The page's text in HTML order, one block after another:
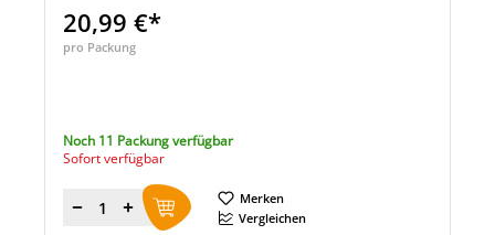
20,99 €*
pro Packung
Noch 11 Packung verfügbar
Sofort verfügbar
Menge
Merken
Vergleichen